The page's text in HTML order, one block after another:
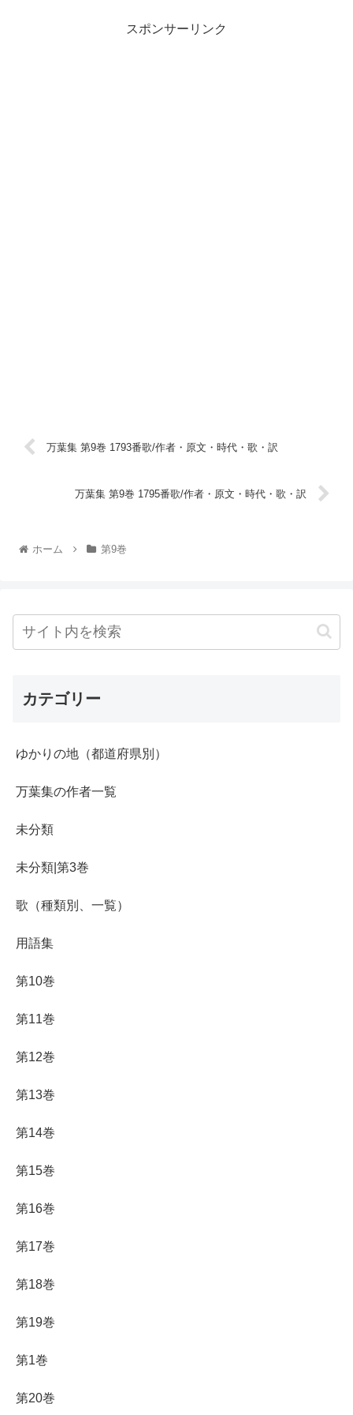
スポンサーリンク
万葉集 第9巻 1793番歌/作者・原文・時代・歌・訳
万葉集 第9巻 1795番歌/作者・原文・時代・歌・訳
ホーム 第9巻
カテゴリー
ゆかりの地（都道府県別）
万葉集の作者一覧
未分類
未分類|第3巻
歌（種類別、一覧）
用語集
第10巻
第11巻
第12巻
第13巻
第14巻
第15巻
第16巻
第17巻
第18巻
第19巻
第1巻
第20巻